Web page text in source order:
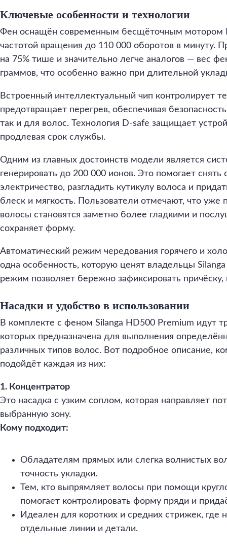
Ключевые особенности и технологии
Фен оснащён современным бесщёточным мотором
частотой вращения до 110 000 оборотов в минуту.
на 75% тише и значительно легче аналогов — вес
граммов, что особенно важно при длительной
Встроенный интеллектуальный чип контролирует
предотвращает перегрев, обеспечивая
так и для волос. Технология D-safe защищает
продлевая срок службы.
Одним из главных достоинств модели является
генерировать до 200 000 ионов. Это помогает снять
электричество, разгладить кутикулу волоса и
блеск и мягкость. Пользователи отмечают, что уже
волосы становятся заметно более гладкими и
сохраняет форму.
Автоматический режим чередования горячего и
одна особенность, которую ценят владельцы
режим позволяет бережно зафиксировать
Насадки и удобство в использовании
В комплекте с феном Silanga HD500 Premium идут
которых предназначена для выполнения
различных типов волос. Вот подробное описание,
подойдёт каждая из них:
1. Концентратор
Это насадка с узким соплом, которая направляет
выбранную зону.
Кому подходит:
Обладателям прямых или слегка волнистых
точность укладки.
Тем, кто выпрямляет волосы при помощи
помогает контролировать форму пряди и
Идеален для коротких и средних стрижек, где
отдельные линии и детали.